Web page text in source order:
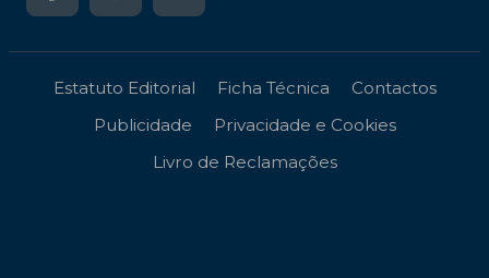
Estatuto Editorial Ficha Técnica
Contactos
Publicidade
Privacidade e Cookies
Livro de Reclamações